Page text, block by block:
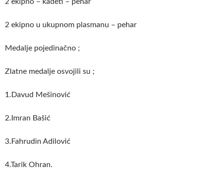
2 ekipno u ukupnom plasmanu – pehar
Medalje pojedinačno ;
Zlatne medalje osvojili su ;
1.Davud Mešinović
2.Imran Bašić
3.Fahrudin Adilović
4.Tarik Ohran.